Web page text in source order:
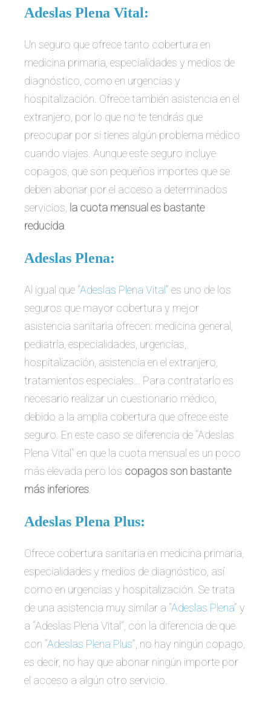
Adeslas Plena Vital:
Un seguro que ofrece tanto cobertura en
medicina primaria, especialidades y medios de
diagnóstico, como en urgencias y
hospitalización. Ofrece también asistencia en el
extranjero, por lo que no te tendrás que
preocupar por si tienes algún problema médico
cuando viajes. Aunque este seguro incluye
copagos, que son pequeños importes que se
deben abonar por el acceso a determinados
servicios, la cuota mensual es bastante
reducida
Adeslas Plena:
Al igual que “Adeslas Plena Vital” es uno de los
seguros que mayor cobertura y mejor
asistencia sanitaria ofrecen: medicina general,
pediatría, especialidades, urgencias,
hospitalización, asistencia en el extranjero,
tratamientos especiales… Para contratarlo es
necesario realizar un cuestionario médico,
debido a la amplia cobertura que ofrece este
seguro. En este caso se diferencia de “Adeslas
Plena Vital” en que la cuota mensual es un poco
más elevada pero los copagos son bastante
más inferiores
Adeslas Plena Plus:
Ofrece cobertura sanitaria en medicina primaria,
especialidades y medios de diagnóstico, así
como en urgencias y hospitalización. Se trata
de una asistencia muy similar a “Adeslas Plena” y
a “Adeslas Plena Vital”, con la diferencia de que
con “Adeslas Plena Plus”, no hay ningún copago,
es decir, no hay que abonar ningún importe por
el acceso a algún otro servicio.